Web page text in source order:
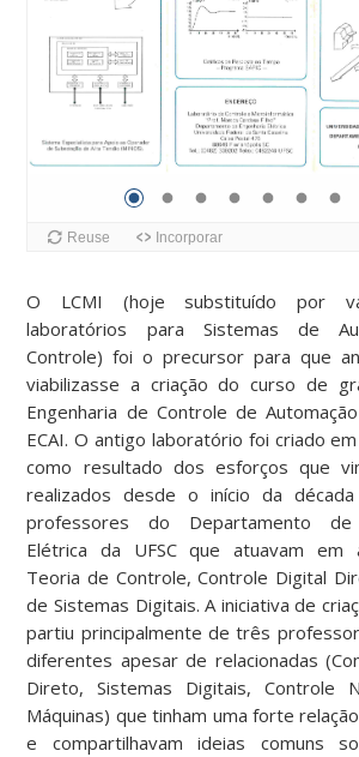
O LCMI (hoje substituído por
laboratórios para Sistemas de
Controle) foi o precursor para que
viabilizasse a criação do curso de
Engenharia de Controle de
ECAI. O antigo laboratório foi criado
como resultado dos esforços que
realizados desde o início da
professores do Departamento de
Elétrica da UFSC que atuavam em
Teoria de Controle, Controle Digital
de Sistemas Digitais. A iniciativa de
partiu principalmente de três
diferentes apesar de relacionadas
Direto, Sistemas Digitais, Controle
Máquinas) que tinham uma forte
e compartilhavam ideias comuns